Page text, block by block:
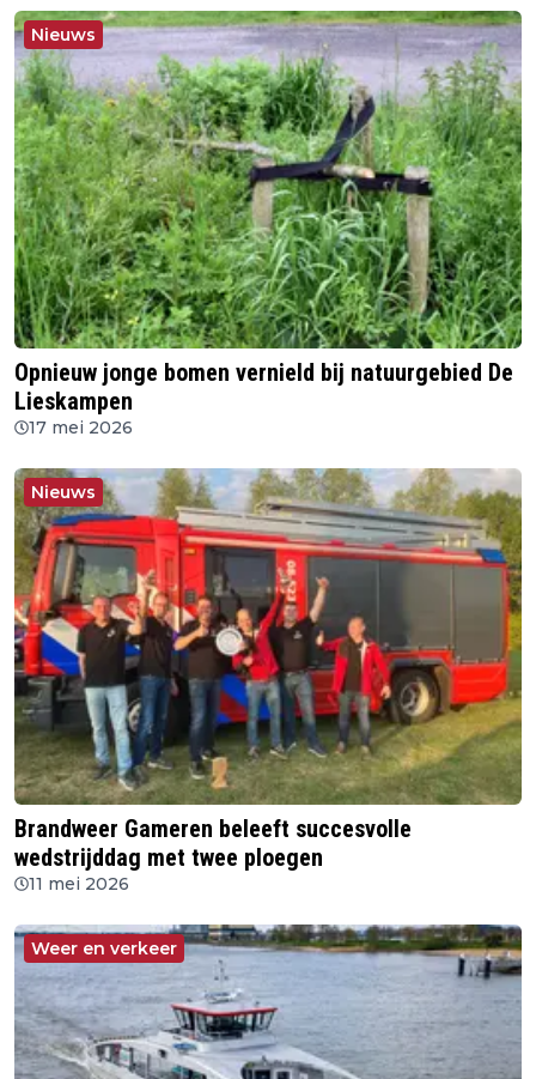
Nieuws
Opnieuw jonge bomen vernield bij natuurgebied De
Lieskampen
17 mei 2026
Nieuws
Brandweer Gameren beleeft succesvolle
wedstrijddag met twee ploegen
11 mei 2026
Weer en verkeer